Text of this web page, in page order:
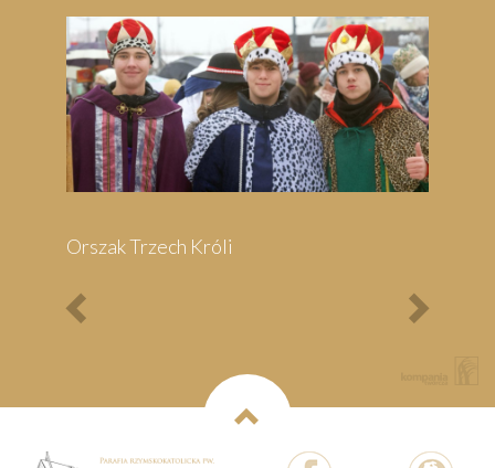
Bieg Papieski
XXII Pielgrzymi
Maraton Nordic Walking
- Rajd Rowerowy o
Memoriał Jana Pawła II